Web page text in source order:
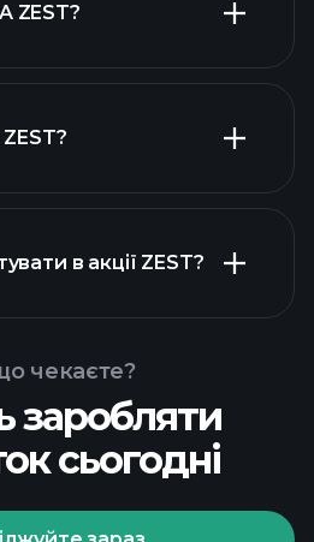
найбільших
ZEST?
ZEST
Tournaments
в акції ZEST?
чекаєте?
заробляти
сьогодні